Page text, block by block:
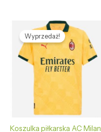
Wyprzedaż!
Koszulka piłkarska AC Milan
Pierwotna
cena
wynosiła:
476,89 zł.
Aktualna
cena
wynosi:
132,68 zł.